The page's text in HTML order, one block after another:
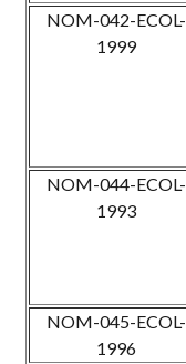
NOM-042-ECOL-
1999
NOM-044-ECOL-
1993
NOM-045-ECOL-
1996